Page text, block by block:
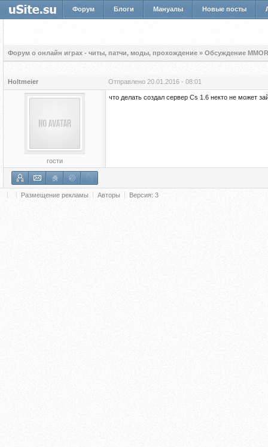
Форум Блоги Мануалы Новые посты
Форум о онлайн играх - читы, патчи, моды, прохождение » Обсуждение
Holtmeier Отправлено 20.01.2016 - 08:01
гости
что делать создал сервер Cs 1.6 некто не может
Размещение рекламы Авторы Версия: 3